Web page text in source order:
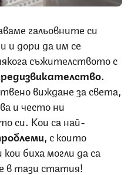
гальовните си
дори да им се
съжителството с
.
виждане за света,
и често ни
си. Кои са най-
, с които
биха могли да са
в тази статия!